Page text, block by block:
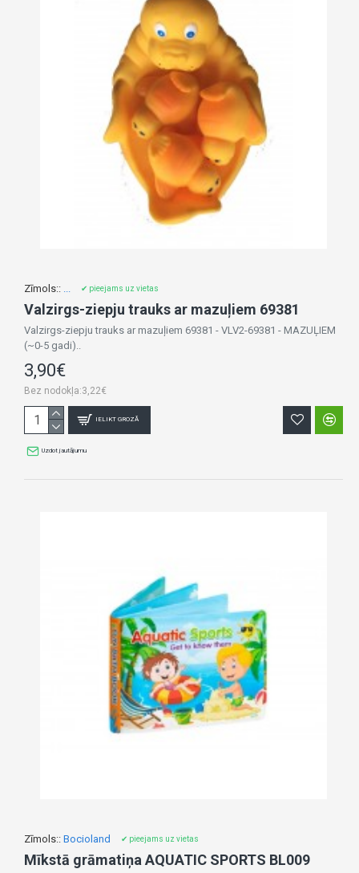
Zīmols:: ✔ pieejams uz vietas
Valzirgs-ziepju trauks ar mazuļiem 69381
Valzirgs-ziepju trauks ar mazuļiem 69381 - VLV2-69381 - MAZUĻIEM
(~0-5 gadi)..
3,90€
Bez nodokļa:3,22€
IELIKT GROZĀ
Uzdot jautājumu
Zīmols:: Bocioland ✔ pieejams uz vietas
Mīkstā grāmatiņa AQUATIC SPORTS BL009